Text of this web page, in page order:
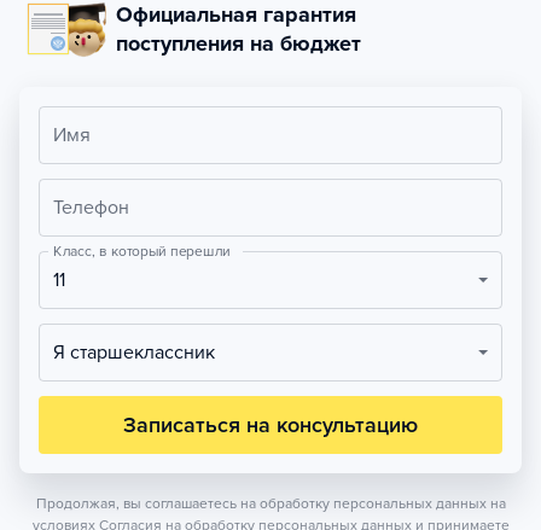
Официальная гарантия
поступления на бюджет
Имя
Телефон
Класс, в который перешли
11
Я старшеклассник
Записаться на консультацию
Продолжая, вы соглашаетесь на обработку персональных данных на
условиях Согласия на обработку персональных данных и принимаете